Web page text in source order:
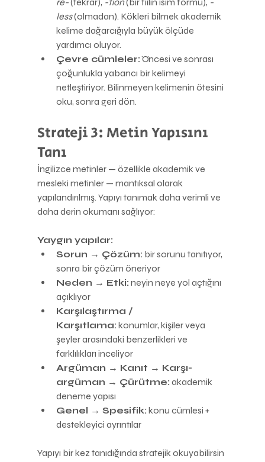
less (olmadan). Kökleri bilmek akademik
kelime dağarcığıyla büyük ölçüde
yardımcı oluyor.
Çevre cümleler: Öncesi ve sonrası
çoğunlukla yabancı bir kelimeyi
netleştiriyor. Bilinmeyen kelimenin ötesini
oku, sonra geri dön.
Strateji 3: Metin Yapısını
Tanı
İngilizce metinler — özellikle akademik ve
mesleki metinler — mantıksal olarak
yapılandırılmış. Yapıyı tanımak daha verimli ve
daha derin okumanı sağlıyor:
Yaygın yapılar:
Sorun → Çözüm: bir sorunu tanıtıyor,
sonra bir çözüm öneriyor
Neden → Etki: neyin neye yol açtığını
açıklıyor
Karşılaştırma /
Karşıtlama: konumlar, kişiler veya
şeyler arasındaki benzerlikleri ve
farklılıkları inceliyor
Argüman → Kanıt → Karşı-
argüman → Çürütme: akademik
deneme yapısı
Genel → Spesifik: konu cümlesi +
destekleyici ayrıntılar
Yapıyı bir kez tanıdığında stratejik okuyabilirsin